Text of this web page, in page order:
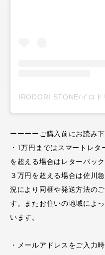
ーーーーご購入前にお読み
・1万円まではスマートレ
を超える場合はレターパッ
３万円を超える場合は佐川
況により同梱や発送方法の
す。またお住いの地域によ
います。
・メールアドレスをご入力